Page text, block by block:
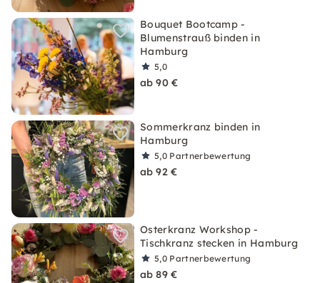
Bouquet Bootcamp -
Blumenstrauß binden in
Hamburg
5,0
ab 90 €
Sommerkranz binden in
Hamburg
5,0 Partnerbewertung
ab 92 €
Osterkranz Workshop -
Tischkranz stecken in Hamburg
5,0 Partnerbewertung
ab 89 €